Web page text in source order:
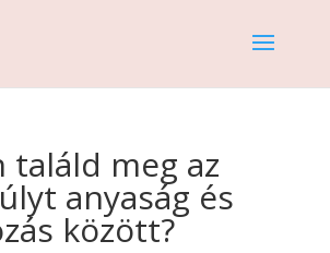
találd meg az
anyaság és
között?